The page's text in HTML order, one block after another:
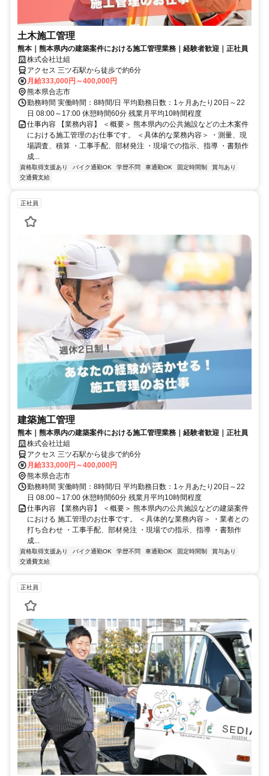
土木施工管理
熊本｜熊本県内の建築案件における施工管理業務｜経験者歓迎｜正社員
株式会社辻組
アクセス 三ツ石駅から徒歩で約6分
月給333,000円～400,000円
熊本県合志市
勤務時間 実働時間：8時間/日 平均勤務日数：1ヶ月あたり20日～22
日 08:00～17:00 休憩時間60分 残業月平均10時間程度
仕事内容 【業務内容】 ＜概要＞ 熊本県内の公共施設などの土木案件
における施工管理のお仕事です。 ＜具体的な業務内容＞ ・測量、現
場調査、積算 ・工事手配、部材発注 ・現場での指示、指導 ・書類作
成...
資格取得支援あり バイク通勤OK 学歴不問 車通勤OK 固定時間制
賞与あり
交通費支給
正社員
建築施工管理
熊本｜熊本県内の建築案件における施工管理業務｜経験者歓迎｜正社員
株式会社辻組
アクセス 三ツ石駅から徒歩で約6分
月給333,000円～400,000円
熊本県合志市
勤務時間 実働時間：8時間/日 平均勤務日数：1ヶ月あたり20日～22
日 08:00～17:00 休憩時間60分 残業月平均10時間程度
仕事内容 【業務内容】 ＜概要＞ 熊本県内の公共施設などの建築案件
における 施工管理のお仕事です。 ＜具体的な業務内容＞ ・業者との
打ち合わせ ・工事手配、部材発注 ・現場での指示、指導 ・書類作
成...
資格取得支援あり バイク通勤OK 学歴不問 車通勤OK 固定時間制
賞与あり
交通費支給
正社員